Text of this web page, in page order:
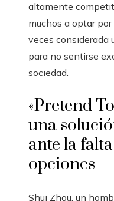
altamente
muchos a optar
veces considerada
para no sentirse
sociedad.
«Pretend
una
ante la
opciones
Shui Zhou, un